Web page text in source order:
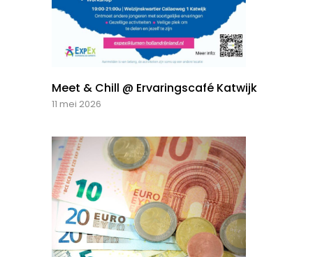
Meet & Chill @ Ervaringscafé Katwijk
11 mei 2026